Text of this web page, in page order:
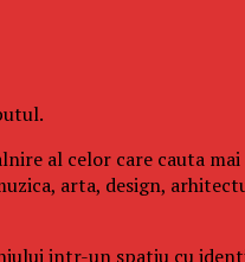
al celor care cauta
arta, design,
intr-un spatiu cu